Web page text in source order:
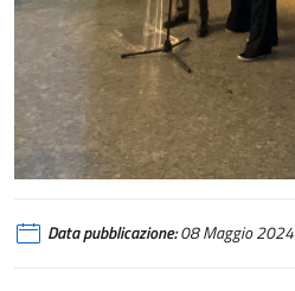
Data pubblicazione:08 Maggio 2024